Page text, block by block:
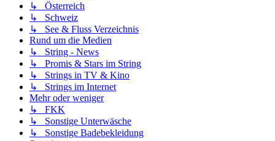
↳ Österreich
↳ Schweiz
↳ See & Fluss Verzeichnis
Rund um die Medien
↳ String - News
↳ Promis & Stars im String
↳ Strings in TV & Kino
↳ Strings im Internet
Mehr oder weniger
↳ FKK
↳ Sonstige Unterwäsche
↳ Sonstige Badebekleidung